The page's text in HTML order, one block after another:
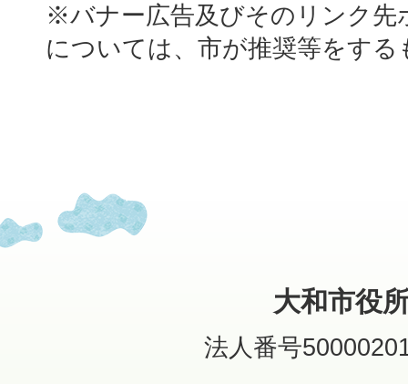
※バナー広告及びそのリンク先
については、市が推奨等をす
大和市役
法人番号